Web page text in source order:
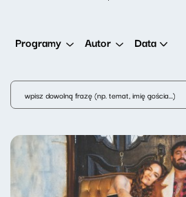
Programy Autor Data